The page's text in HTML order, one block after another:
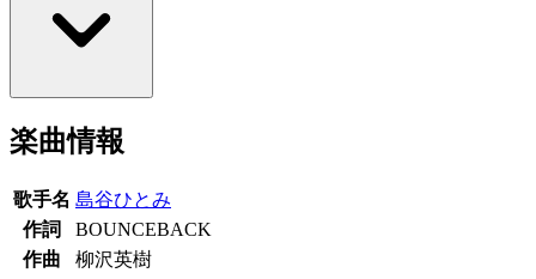
楽曲情報
歌手名 島谷ひとみ
作詞
BOUNCEBACK
作曲
柳沢英樹